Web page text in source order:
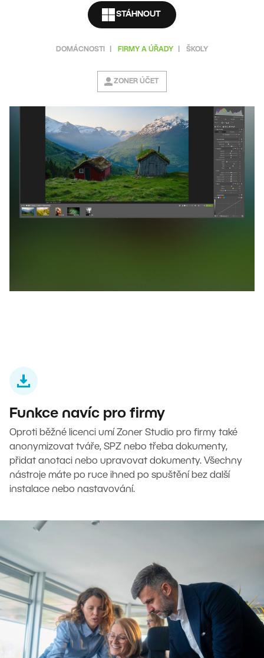
STÁHNOUT
DOMÁCNOSTI FIRMY A ÚŘADY ŠKOLY
ZONER ÚČET
Funkce navíc pro firmy
Oproti běžné licenci umí Zoner Studio pro firmy také
anonymizovat tváře, SPZ nebo třeba dokumenty,
přidat anotaci nebo upravovat dokumenty. Všechny
nástroje máte po ruce ihned po spuštění bez další
instalace nebo nastavování.